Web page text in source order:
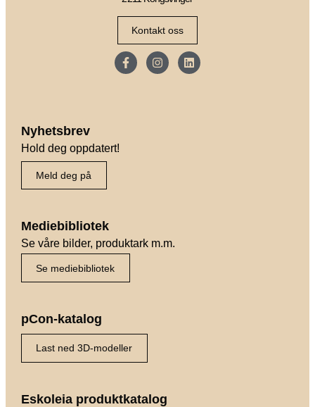
Kontakt oss
Nyhetsbrev
Hold deg oppdatert!
Meld deg på
Mediebibliotek
Se våre bilder, produktark m.m.
Se mediebibliotek
pCon-katalog
Last ned 3D-modeller
Eskoleia produktkatalog